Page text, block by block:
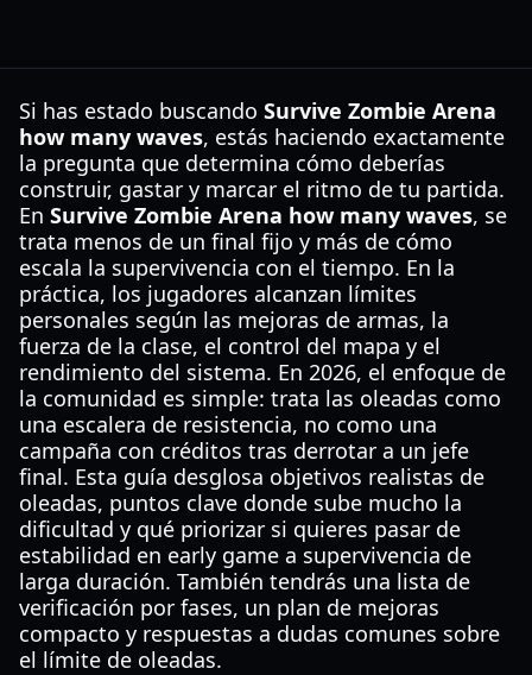
Si has estado buscando Survive Zombie Arena
how many waves, estás haciendo exactamente
la pregunta que determina cómo deberías
construir, gastar y marcar el ritmo de tu partida.
En Survive Zombie Arena how many waves, se
trata menos de un final fijo y más de cómo
escala la supervivencia con el tiempo. En la
práctica, los jugadores alcanzan límites
personales según las mejoras de armas, la
fuerza de la clase, el control del mapa y el
rendimiento del sistema. En 2026, el enfoque de
la comunidad es simple: trata las oleadas como
una escalera de resistencia, no como una
campaña con créditos tras derrotar a un jefe
final. Esta guía desglosa objetivos realistas de
oleadas, puntos clave donde sube mucho la
dificultad y qué priorizar si quieres pasar de
estabilidad en early game a supervivencia de
larga duración. También tendrás una lista de
verificación por fases, un plan de mejoras
compacto y respuestas a dudas comunes sobre
el límite de oleadas.